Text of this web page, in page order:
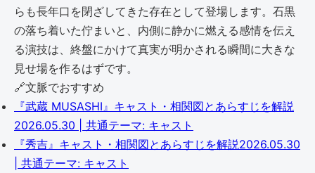
らも長年口を閉ざしてきた存在として登場します。石黒
の落ち着いた佇まいと、内側に静かに燃える感情を伝え
る演技は、終盤にかけて真実が明かされる瞬間に大きな
見せ場を作るはずです。
🔗文脈でおすすめ
『武蔵 MUSASHI』キャスト・相関図とあらすじを解説
2026.05.30 | 共通テーマ: キャスト
『秀吉』キャスト・相関図とあらすじを解説2026.05.30
| 共通テーマ: キャスト